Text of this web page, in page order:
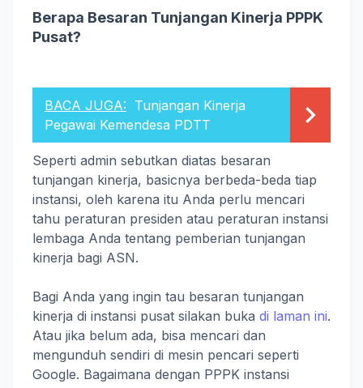
Berapa Besaran Tunjangan Kinerja PPPK
Pusat?
BACA JUGA: Tunjangan Kinerja
Pegawai Kemendesa PDTT
Seperti admin sebutkan diatas besaran
tunjangan kinerja, basicnya berbeda-beda tiap
instansi, oleh karena itu Anda perlu mencari
tahu peraturan presiden atau peraturan instansi
lembaga Anda tentang pemberian tunjangan
kinerja bagi ASN.
Bagi Anda yang ingin tau besaran tunjangan
kinerja di instansi pusat silakan buka di laman ini.
Atau jika belum ada, bisa mencari dan
mengunduh sendiri di mesin pencari seperti
Google. Bagaimana dengan PPPK instansi